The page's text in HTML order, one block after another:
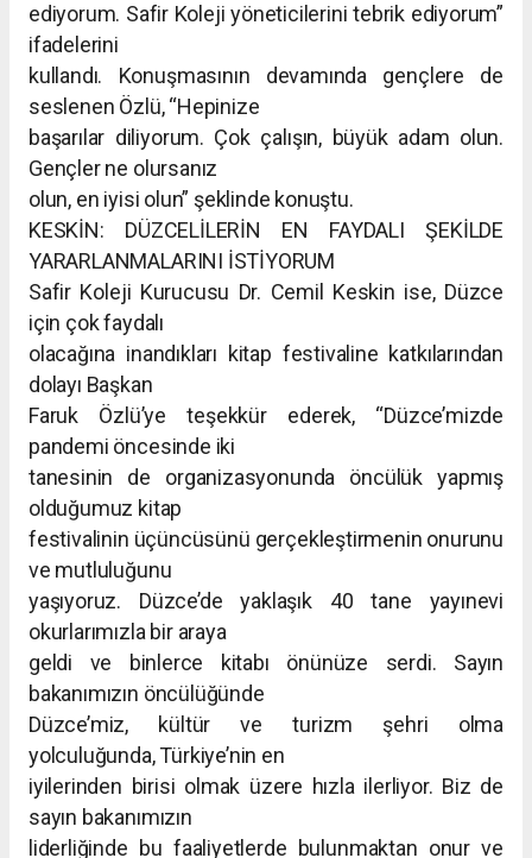
ediyorum. Safir Koleji yöneticilerini tebrik ediyorum”
ifadelerini
kullandı. Konuşmasının devamında gençlere de
seslenen Özlü, “Hepinize
başarılar diliyorum. Çok çalışın, büyük adam olun.
Gençler ne olursanız
olun, en iyisi olun” şeklinde konuştu.
KESKİN: DÜZCELİLERİN EN FAYDALI ŞEKİLDE
YARARLANMALARINI İSTİYORUM
Safir Koleji Kurucusu Dr. Cemil Keskin ise, Düzce
için çok faydalı
olacağına inandıkları kitap festivaline katkılarından
dolayı Başkan
Faruk Özlü’ye teşekkür ederek, “Düzce’mizde
pandemi öncesinde iki
tanesinin de organizasyonunda öncülük yapmış
olduğumuz kitap
festivalinin üçüncüsünü gerçekleştirmenin onurunu
ve mutluluğunu
yaşıyoruz. Düzce’de yaklaşık 40 tane yayınevi
okurlarımızla bir araya
geldi ve binlerce kitabı önünüze serdi. Sayın
bakanımızın öncülüğünde
Düzce’miz, kültür ve turizm şehri olma
yolculuğunda, Türkiye’nin en
iyilerinden birisi olmak üzere hızla ilerliyor. Biz de
sayın bakanımızın
liderliğinde bu faaliyetlerde bulunmaktan onur ve